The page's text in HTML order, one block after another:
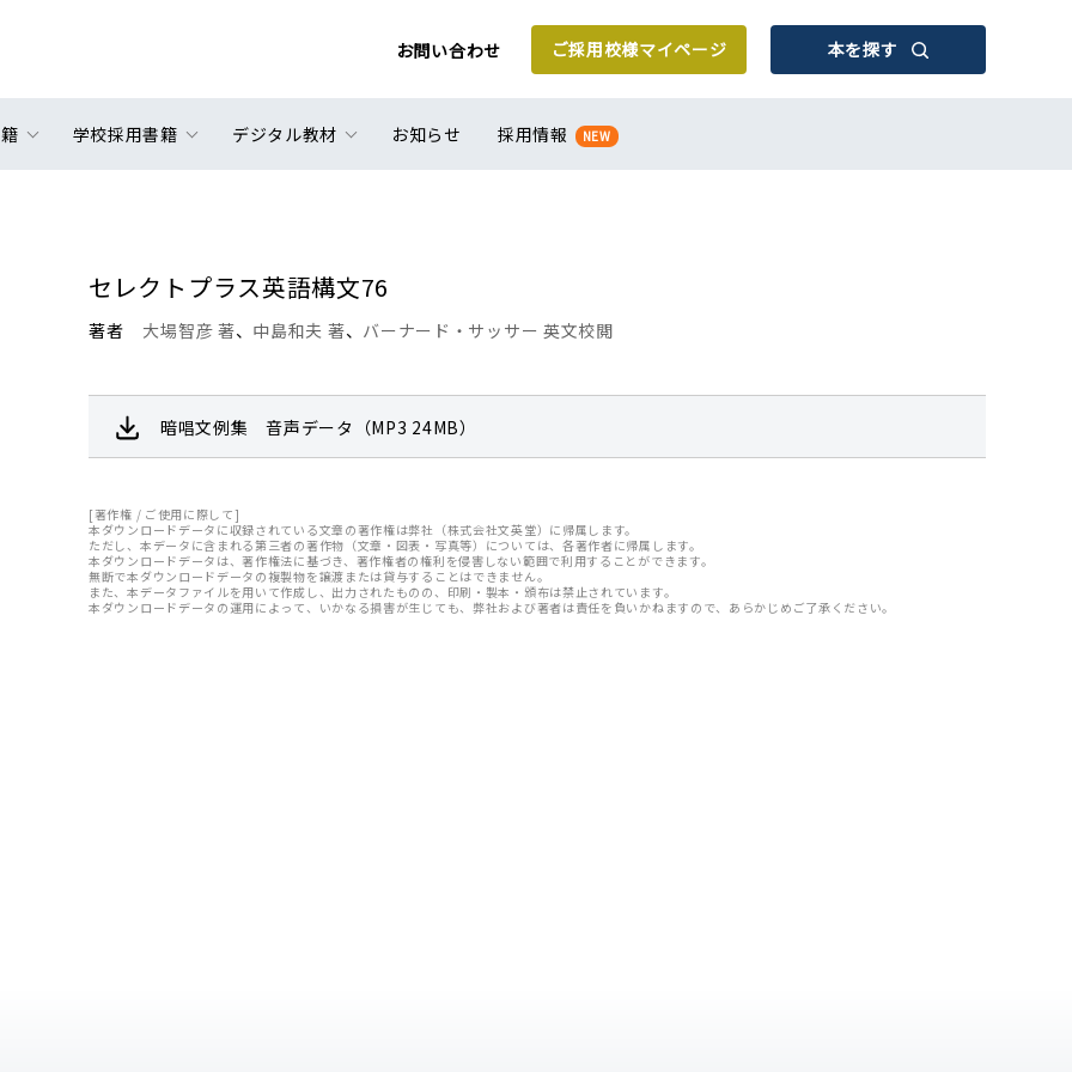
お問い合わせ ご採用校様マイページ 本を探す
学校採用書籍 デジタル教材 お知らせ 採用情報 NEW
セレクトプラス英語構文76
著者 大場智彦 著、 中島和夫 著、 バーナード・サッサー 英文校閲
暗唱文例集 音声データ（MP3 24MB）
[著作権 / ご使用に際して]
本ダウンロードデータに収録されている文章の著作権は弊社（株式会社文英堂）に帰属します。
ただし、本データに含まれる第三者の著作物（文章・図表・写真等）については、各著作者に帰属します。
本ダウンロードデータは、著作権法に基づき、著作権者の権利を侵害しない範囲で利用することができます。
無断で本ダウンロードデータの複製物を譲渡または貸与することはできません。
また、本データファイルを用いて作成し、出力されたものの、印刷・製本・頒布は禁止されています。
本ダウンロードデータの運用によって、いかなる損害が生じても、弊社および著者は責任を負いかねますので、あらかじめご了承ください。